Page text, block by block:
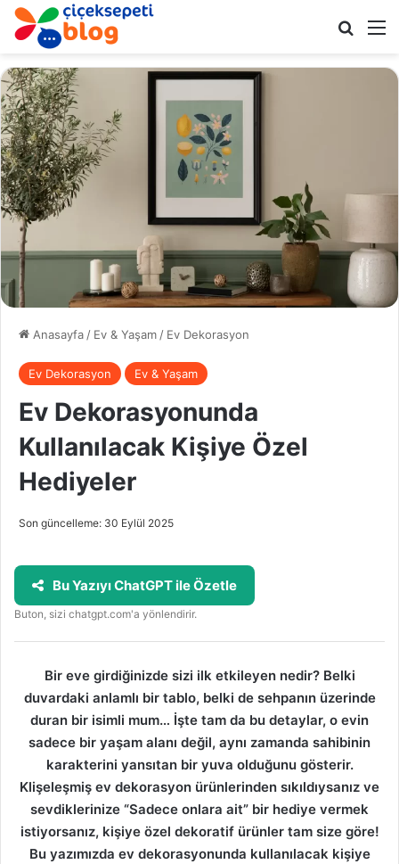
Anasayfa / Ev & Yaşam / Ev Dekorasyon
Ev Dekorasyon Ev & Yaşam
Ev Dekorasyonunda
Kullanılacak Kişiye Özel
Hediyeler
Son güncelleme: 30 Eylül 2025
Bu Yazıyı ChatGPT ile Özetle
Buton, sizi chatgpt.com'a yönlendirir.
Bir eve girdiğinizde sizi ilk etkileyen nedir? Belki
duvardaki anlamlı bir tablo, belki de sehpanın üzerinde
duran bir isimli mum… İşte tam da bu detaylar, o evin
sadece bir yaşam alanı değil, aynı zamanda sahibinin
karakterini yansıtan bir yuva olduğunu gösterir.
Klişeleşmiş ev dekorasyon ürünlerinden sıkıldıysanız ve
sevdiklerinize “Sadece onlara ait” bir hediye vermek
istiyorsanız, kişiye özel dekoratif ürünler tam size göre!
Bu yazımızda ev dekorasyonunda kullanılacak kişiye